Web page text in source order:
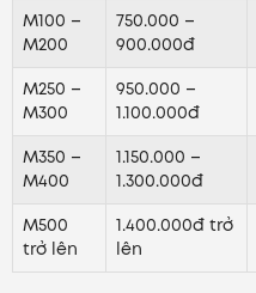
M100 –
M200
750.000 –
900.000đ
M250 –
M300
950.000 –
1.100.000đ
M350 –
M400
1.150.000 –
1.300.000đ
M500
trở lên
1.400.000đ trở
lên